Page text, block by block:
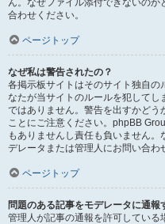
ん。なぜファイル添付できないの
合わせください。
ページトップ
なぜ私は警告されたの？
各掲示板サイトはそのサイト独自
なたが当サイトのルールを犯して
ではありません。警告を出すかど
ことにご注意ください。phpBB
もありませんし責任も負いません
デレータまたは管理人にお問い合わ
ページトップ
問題のある記事をモデレータに通報
管理人が記事の通報を許可している